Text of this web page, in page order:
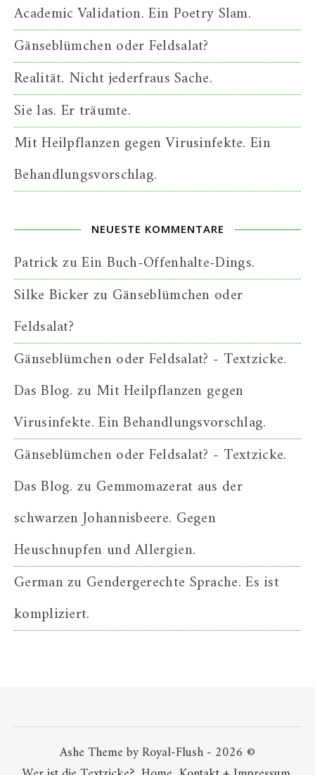
Academic Validation. Ein Poetry Slam.
Gänseblümchen oder Feldsalat?
Realität. Nicht jederfraus Sache.
Sie las. Er träumte.
Mit Heilpflanzen gegen Virusinfekte. Ein
Behandlungsvorschlag.
NEUESTE KOMMENTARE
PatrickzuEin Buch-Offenhalte-Dings.
Silke Bickerzu Gänseblümchen oder
Feldsalat?
Gänseblümchen oder Feldsalat? - Textzicke.
Das Blog. zu Mit Heilpflanzen gegen
Virusinfekte. Ein Behandlungsvorschlag.
Gänseblümchen oder Feldsalat? - Textzicke.
Das Blog. zu Gemmomazerat aus der
schwarzen Johannisbeere. Gegen
Heuschnupfen und Allergien.
Germanzu Gendergerechte Sprache. Es ist
kompliziert.
Ashe Theme by Royal-Flush - 2026 ©